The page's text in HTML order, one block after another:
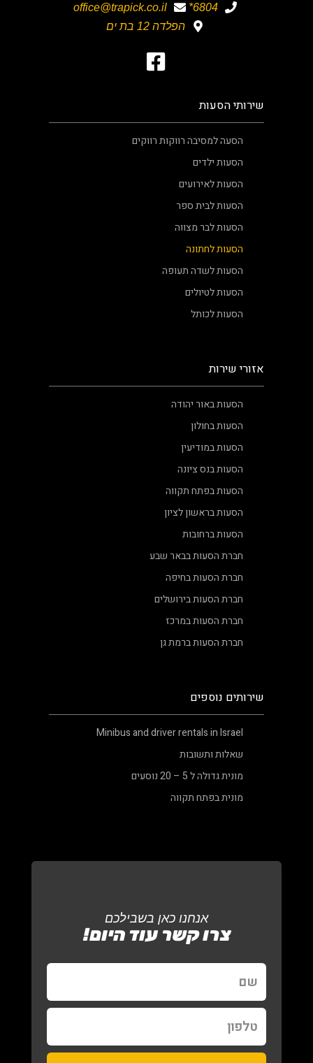
6804*
office@trapick.co.il
הפלדה 12 בת ים
שירותי הסעות
הסעה למסיבה רווקות רווקים
הסעות ילדים
הסעות לאירועים
הסעות לבית ספר
הסעות לבר מצווה
הסעות לחתונה
הסעות לשדה תעופה
הסעות לטיולים
הסעות לכותל
אזורי שירות
הסעות באור יהודה
הסעות בחולון
הסעות במודיעין
הסעות בנס ציונה
הסעות בפתח תקווה
הסעות בראשון לציון
הסעות ברחובות
חברת הסעות בבאר שבע
חברת הסעות בחיפה
חברת הסעות בירושלים
חברת הסעות במרכז
חברת הסעות ברמת גן
שירותים נוספים
Minibus and driver rentals in Israel
שאלות ותשובות
מונית גדולה ל 5 – 20 נוסעים
מונית בפתח תקווה
אנחנו כאן בשבילכם
צרו קשר עוד היום!
שם
טלפון